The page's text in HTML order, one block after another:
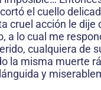
el cuello
cruel acción le dije
a lo cual me
cualquiera de
la misma muerte
y